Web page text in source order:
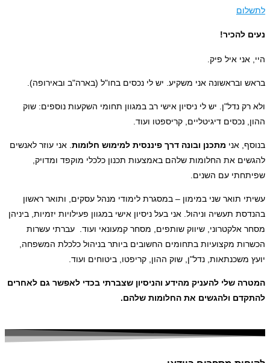
לתשלום
נעים להכיר!
היי, אני איל פיק.
בראש ובראשונה אני משקיע. יש לי נכסים בחו"ל (בארה"ב ובאירופה).
ולא רק נדל"ן. יש לי ניסיון אישי רב במגוון תחומי השקעות נוספים: שוק
ההון, נכסים דיגיטליים, קריספטו ועוד.
בנוסף, אני מתכנן ובונה דרך פיננסית למימוש חלומות . אני עוזר לאנשים
להגשים את החלומות שלהם באמצעות תכנון כלכלי מוקפד ומדויק,
שפיתחתי עם השנים.
עשיתי תואר שני במימון – במסגרת לימודי מנהל עסקים, ותואר ראשון
בהנדסת תעשיה וניהול. אני בעל ניסיון אישי במגוון פעילויות יזמיות, ביניהן
מסחר אלקטרוני, שיווק שותפים, מסחר קמעונאי ועוד. עברתי עשרות
הכשרות מקצועיות בתחומים החשובים ביותר בניהול כלכלת המשפחה,
יועץ משכנתאות, נדל"ן, שוק ההון, קריפטו, ביטוחים ועוד.
המטרה שלי להעניק מהידע והניסיון שצברתי בכדי לאפשר גם לאחרים
להתקדם ולהגשים את החלומות שלהם.